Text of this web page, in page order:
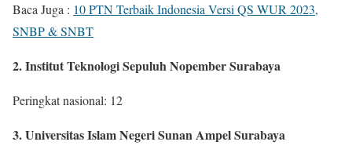
Baca Juga : 10 PTN Terbaik Indonesia Versi QS WUR 2023,
SNBP & SNBT
2. Institut Teknologi Sepuluh Nopember Surabaya
Peringkat nasional: 12
3. Universitas Islam Negeri Sunan Ampel Surabaya